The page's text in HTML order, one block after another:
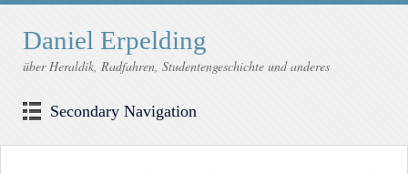
Daniel Erpelding
über Heraldik, Radfahren, Studentengeschichte und anderes
Secondary Navigation